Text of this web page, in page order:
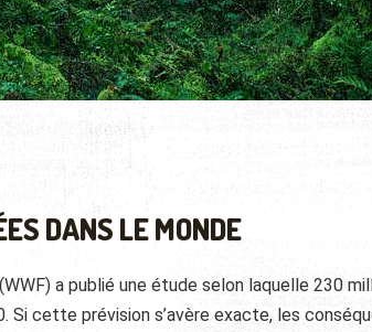
DANS LE MONDE
a publié une étude selon laquelle 230
Si cette prévision s’avère exacte, les